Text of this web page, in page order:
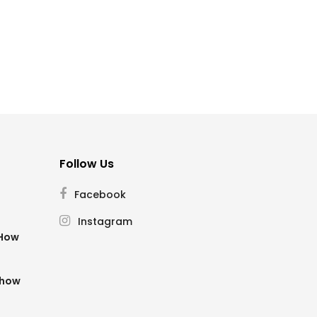
Follow Us
Facebook
Instagram